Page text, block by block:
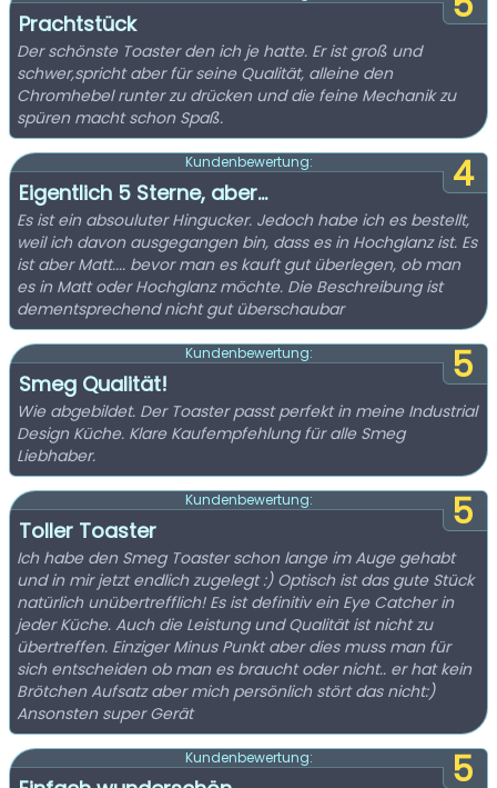
Prachtstück
Der schönste Toaster den ich je hatte. Er ist groß und
schwer,spricht aber für seine Qualität, alleine den
Chromhebel runter zu drücken und die feine Mechanik zu
spüren macht schon Spaß.
4
Kundenbewertung:
Eigentlich 5 Sterne, aber...
Es ist ein absouluter Hingucker. Jedoch habe ich es bestellt,
weil ich davon ausgegangen bin, dass es in Hochglanz ist. Es
ist aber Matt.... bevor man es kauft gut überlegen, ob man
es in Matt oder Hochglanz möchte. Die Beschreibung ist
dementsprechend nicht gut überschaubar
5
Kundenbewertung:
Smeg Qualität!
Wie abgebildet. Der Toaster passt perfekt in meine Industrial
Design Küche. Klare Kaufempfehlung für alle Smeg
Liebhaber.
5
Kundenbewertung:
Toller Toaster
Ich habe den Smeg Toaster schon lange im Auge gehabt
und in mir jetzt endlich zugelegt :) Optisch ist das gute Stück
natürlich unübertrefflich! Es ist definitiv ein Eye Catcher in
jeder Küche. Auch die Leistung und Qualität ist nicht zu
übertreffen. Einziger Minus Punkt aber dies muss man für
sich entscheiden ob man es braucht oder nicht.. er hat kein
Brötchen Aufsatz aber mich persönlich stört das nicht:)
Ansonsten super Gerät
5
Kundenbewertung: